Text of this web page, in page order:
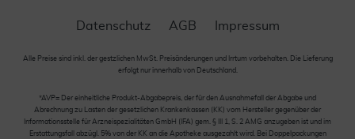
Datenschutz AGB Impressum
Alle Preise sind inkl. der gestzlichen MwSt. Preisänderungen und Irrtum vorbehalten. Die Lieferung
erfolgt nur innerhalb von Deutschland.
*AVP= Der einheitliche Produkt-Abgabepreis, der für den Ausnahmefall der Abgabe und
Abrechnung zu Lasten der gesetzlichen Krankenkassen (KK) vom Hersteller gegenüber der
Informationsstelle für Arzneispezialitäten GmbH (IFA) gem. § III 1, S. 2 AMG anzugeben ist und im
Erstattungsfall abzügl. 5% von der KK an die Apotheke ausgezahlt wird. Bei Doppelpackungen